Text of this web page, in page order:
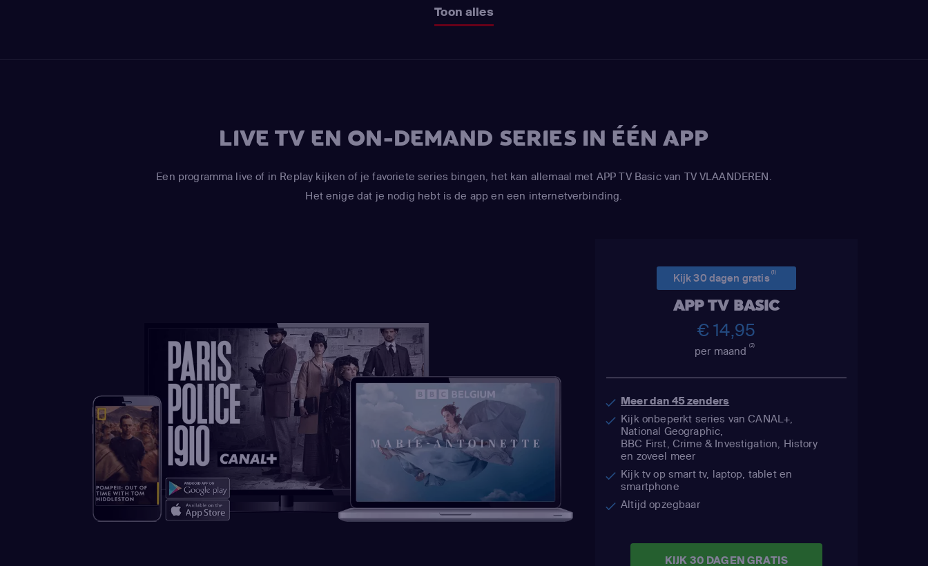
Toon alles
LIVE TV EN ON-DEMAND SERIES IN ÉÉN APP
Een programma live of in Replay kijken of je favoriete series bingen, het kan allemaal met APP TV Basic van TV VLAANDEREN.
Het enige dat je nodig hebt is de app en een internetverbinding.
Kijk 30 dagen gratis(1)
APP TV BASIC
€ 14,95
per maand(2)
Meer dan 45 zenders
Kijk onbeperkt series van CANAL+,
National Geographic,
BBC First, Crime & Investigation, History
en zoveel meer
Kijk tv op smart tv, laptop, tablet en
smartphone
Altijd opzegbaar
KIJK 30 DAGEN GRATIS